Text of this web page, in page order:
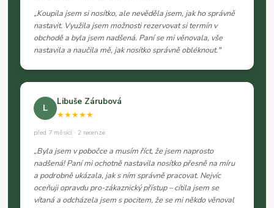
„Koupila jsem si nosítko, ale nevěděla jsem, jak ho správně
nastavit. Využila jsem možnosti rezervovat si termín v
obchodě a byla jsem nadšená. Paní se mi věnovala, vše
nastavila a naučila mě, jak nosítko správně obléknout."
L
Libuše Zárubová
★★★★★
před 7 měsíci · 2 recenze
„Byla jsem v pobočce a musím říct, že jsem naprosto
nadšená! Paní mi ochotně nastavila nosítko přesně na míru
a podrobně ukázala, jak s ním správně pracovat. Nejvíc
oceňuji opravdu pro-zákaznický přístup – cítila jsem se
vítaná a odcházela jsem s pocitem, že se mi někdo věnoval